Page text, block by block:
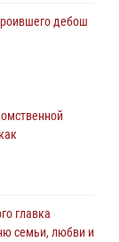
дебош
с передовыми
главка
семьи, любви и